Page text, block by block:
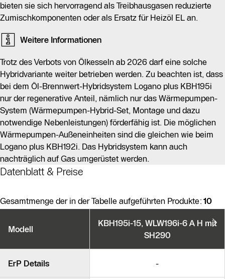
bieten sie sich hervorragend als Treibhausgasen reduzierte
Zumischkomponenten oder als Ersatz für Heizöl EL an.
Weitere Informationen
Trotz des Verbots von Ölkesseln ab 2026 darf eine solche
Hybridvariante weiter betrieben werden. Zu beachten ist, dass
bei dem Öl-Brennwert-Hybridsystem Logano plus KBH195i
nur der regenerative Anteil, nämlich nur das Wärmepumpen-
System (Wärmepumpen-Hybrid-Set, Montage und dazu
notwendige Nebenleistungen) förderfähig ist. Die möglichen
Wärmepumpen-Außeneinheiten sind die gleichen wie beim
Logano plus KBH192i. Das Hybridsystem kann auch
nachträglich auf Gas umgerüstet werden.
Datenblatt & Preise
Gesamtmenge der in der Tabelle aufgeführten Produkte: 10
Modell
KBH195i-15, WLW196i-6 A H mit
SH290
ErP Details -